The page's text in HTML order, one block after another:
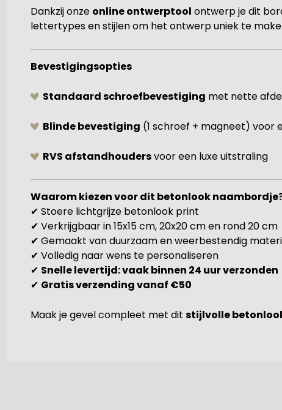
Dankzij onze online ontwerptool ontwerp je dit
lettertypes en stijlen om het ontwerp uniek te
Bevestigingsopties
Standaard schroefbevestiging met nette
Blinde bevestiging (1 schroef + magneet) voor
RVS afstandhoudersvoor een luxe uitstraling
Waarom kiezen voor dit betonlook
✔ Stoere lichtgrijze betonlook print
✔ Verkrijgbaar in 15x15 cm, 20x20 cm en rond 20 cm
✔ Gemaakt van duurzaam en weerbestendig
✔ Volledig naar wens te personaliseren
✔ Snelle levertijd: vaak binnen 24 uur verzonden
✔ Gratis verzending vanaf €50
Maak je gevel compleet met dit stijlvolle